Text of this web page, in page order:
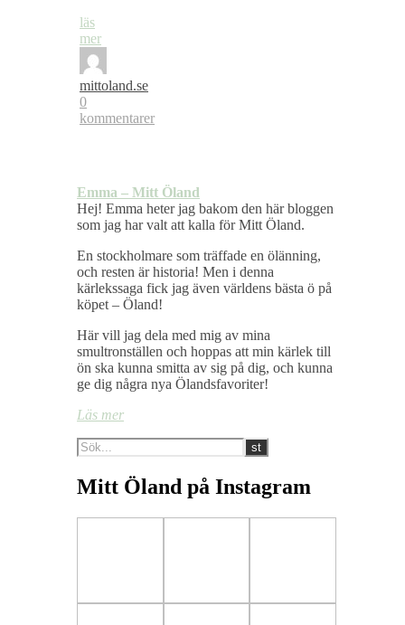
läs
mer
mittoland.se
0
kommentarer
Emma – Mitt Öland
Hej! Emma heter jag bakom den här bloggen
som jag har valt att kalla för Mitt Öland.
En stockholmare som träffade en ölänning,
och resten är historia! Men i denna
kärlekssaga fick jag även världens bästa ö på
köpet – Öland!
Här vill jag dela med mig av mina
smultronställen och hoppas att min kärlek till
ön ska kunna smitta av sig på dig, och kunna
ge dig några nya Ölandsfavoriter!
Läs mer
Mitt Öland på Instagram